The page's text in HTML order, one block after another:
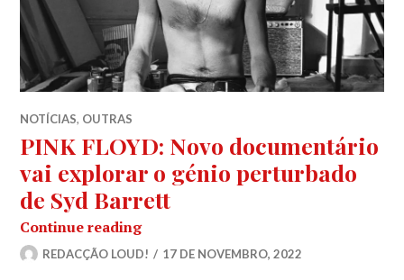
NOTÍCIAS, OUTRAS
PINK FLOYD: Novo documentário
vai explorar o génio perturbado
de Syd Barrett
Continue readingPINK FLOYD: Novo documentário
REDACÇÃO LOUD! 17 DE NOVEMBRO, 2022